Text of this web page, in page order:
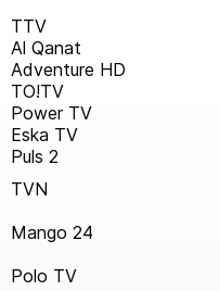
TTV
Al Qanat
Adventure HD
TO!TV
Power TV
Eska TV
Puls 2
TVN
Mango 24
Polo TV